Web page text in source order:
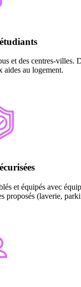
et des centres-villes.
aides au logement.
et équipés avec
proposés (laverie,